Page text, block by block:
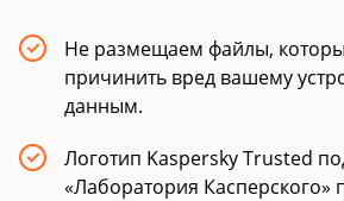
Не размещаем файлы,
причинить вред вашему
данным.
Логотип Kaspersky Trusted
«Лаборатория Касперского»